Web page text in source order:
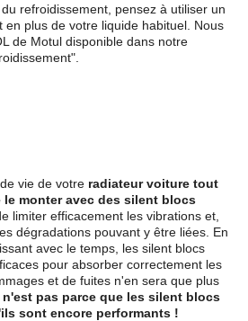
refroidissement, pensez à utiliser un
en plus de votre liquide habituel. Nous
de Motul disponible dans notre
vie de votre radiateur voiture tout
le monter avec des silent blocs
limiter efficacement les vibrations et,
dégradations pouvant y être liées. En
avec le temps, les silent blocs
pour absorber correctement les
et de fuites n'en sera que plus
n'est pas parce que les silent blocs
sont encore performants !